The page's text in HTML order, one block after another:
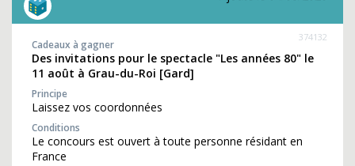
374132
Cadeaux à gagner
Des invitations pour le spectacle "Les années 80" le
11 août à Grau-du-Roi [Gard]
Principe
Laissez vos coordonnées
Conditions
Le concours est ouvert à toute personne résidant en
France